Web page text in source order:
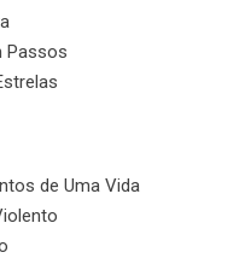
Passos
de Uma Vida